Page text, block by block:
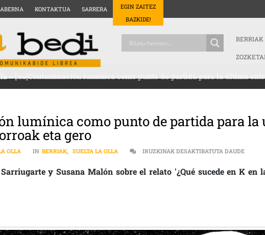
KONTAKTUA SARRERA
EGIN ZAITEZ
BAZKIDE!
BERRIAK
>[:es]Contaminación lumínica como punto de partida para la última
lumínica como punto de partida para
eta gero
OLLA IN BERRIAK, SUELTA LA OLLA IRUZKINAK DESAKTIBATUTA DAUDE
y Susana Malón sobre el relato '¿Qué sucede en K en